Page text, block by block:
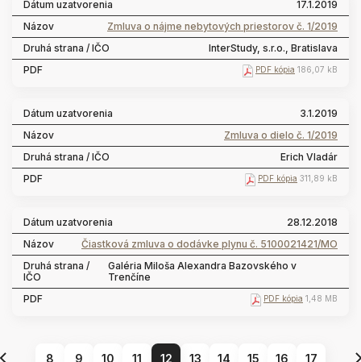
17.1.2019
Zmluva o nájme nebytových priestorov č. 1/2019
InterStudy, s.r.o., Bratislava
PDF kópia 186,07 kB
3.1.2019
Zmluva o dielo č. 1/2019
Erich Vladár
PDF kópia 311,89 kB
28.12.2018
Čiastková zmluva o dodávke plynu č. 5100021421/MO
Galéria Miloša Alexandra Bazovského v
Trenčíne
PDF kópia 1,48 MB
8 9 10 11 12 13 14 15 16 17